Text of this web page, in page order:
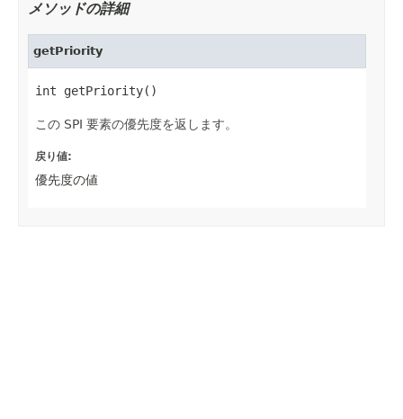
メソッドの詳細
getPriority
int getPriority()
この SPI 要素の優先度を返します。
戻り値:
優先度の値